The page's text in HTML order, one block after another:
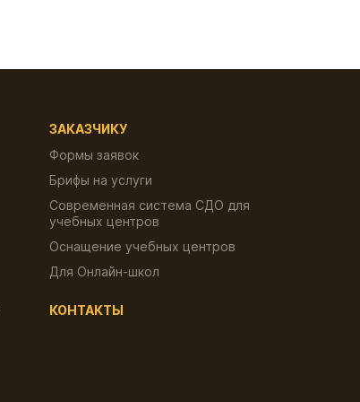
ЗАКАЗЧИКУ
Формы заявок
Брифы на услуги
Современная система СДО для
учебных центров
Оснащение учебных центров
Для Онлайн-школ
КОНТАКТЫ